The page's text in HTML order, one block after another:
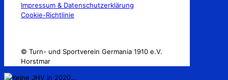
Impressum & Datenschutzerklärung
Cookie-Richtlinie
© Turn- und Sportverein Germania 1910 e.V.
Horstmar